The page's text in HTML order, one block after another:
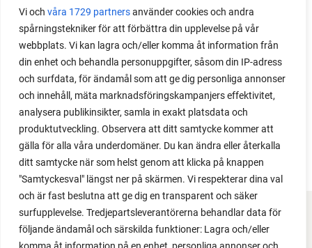
Vi och våra 1729 partnersanvänder cookies och andra
spårningstekniker för att förbättra din upplevelse på vår
webbplats. Vi kan lagra och/eller komma åt information från
din enhet och behandla personuppgifter, såsom din IP-adress
och surfdata, för ändamål som att ge dig personliga annonser
och innehåll, mäta marknadsföringskampanjers effektivitet,
analysera publikinsikter, samla in exakt platsdata och
produktutveckling. Observera att ditt samtycke kommer att
gälla för alla våra underdomäner. Du kan ändra eller återkalla
ditt samtycke när som helst genom att klicka på knappen
"Samtyckesval" längst ner på skärmen. Vi respekterar dina val
och är fast beslutna att ge dig en transparent och säker
surfupplevelse. Tredjepartsleverantörerna behandlar data för
följande ändamål och särskilda funktioner: Lagra och/eller
under säsongen och få tips om hur du sår, skolar
om, planterar och skördar egen lök.
FACEBOOK